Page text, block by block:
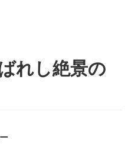
れし絶景の